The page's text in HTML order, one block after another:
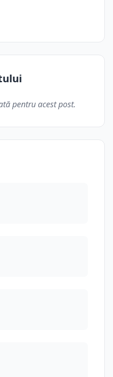
pentru acest post.